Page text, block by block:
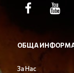
ОБЩА
За Нас